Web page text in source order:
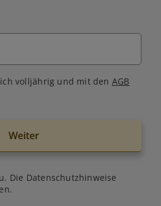
volljährig und mit den AGB
Weiter
Die Datenschutzhinweise